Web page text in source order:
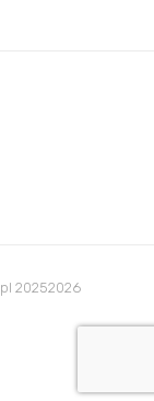
20252026